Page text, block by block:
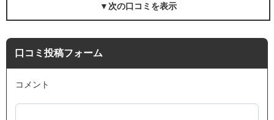
▼次の口コミを表示
口コミ投稿フォーム
コメント